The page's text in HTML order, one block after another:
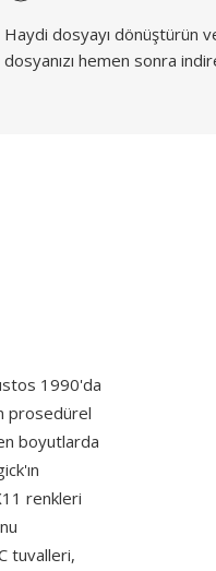
Haydi dosyayı dönüştürün
dosyanızı hemen sonra
1990'da
prosedürel
boyutlarda
renkleri
tuvalleri,